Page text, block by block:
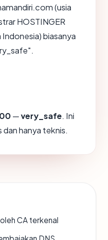
(usia
HOSTINGER
biasanya
—very_safe. Ini
hanya teknis.
CA terkenal